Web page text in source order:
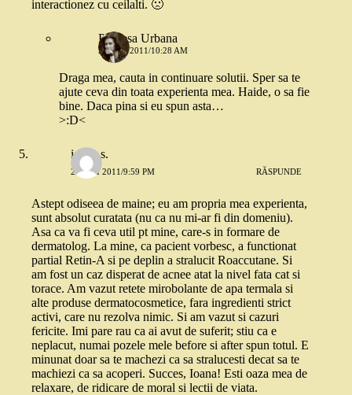
interactionez cu ceilalti. 🙁
Printesa Urbana
24 MAI 2011/10:28 AM
Draga mea, cauta in continuare solutii. Sper sa te
ajute ceva din toata experienta mea. Haide, o sa fie
bine. Daca pina si eu spun asta…
>:D<
ioana s.
23 MAI 2011/9:59 PM RĂSPUNDE
Astept odiseea de maine; eu am propria mea experienta,
sunt absolut curatata (nu ca nu mi-ar fi din domeniu).
Asa ca va fi ceva util pt mine, care-s in formare de
dermatolog. La mine, ca pacient vorbesc, a functionat
partial Retin-A si pe deplin a stralucit Roaccutane. Si
am fost un caz disperat de acnee atat la nivel fata cat si
torace. Am vazut retete mirobolante de apa termala si
alte produse dermatocosmetice, fara ingredienti strict
activi, care nu rezolva nimic. Si am vazut si cazuri
fericite. Imi pare rau ca ai avut de suferit; stiu ca e
neplacut, numai pozele mele before si after spun totul. E
minunat doar sa te machezi ca sa stralucesti decat sa te
machiezi ca sa acoperi. Succes, Ioana! Esti oaza mea de
relaxare, de ridicare de moral si lectii de viata.